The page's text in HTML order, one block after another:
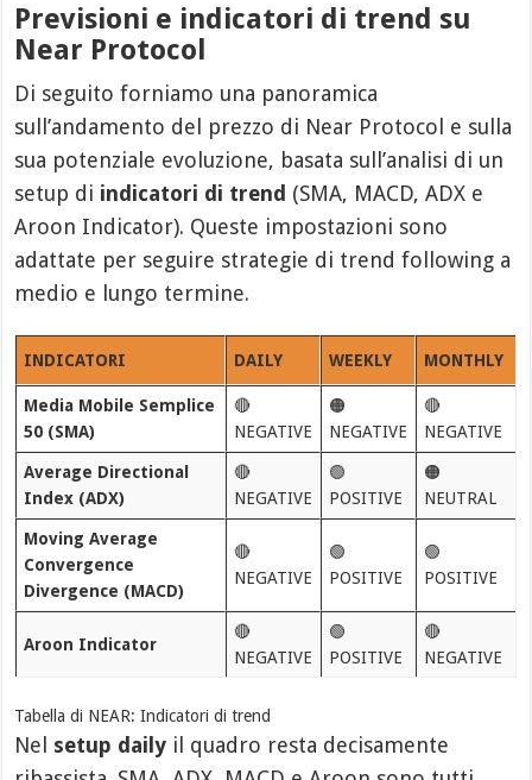
Previsioni e indicatori di trend su
Near Protocol
Di seguito forniamo una panoramica
sull’andamento del prezzo di Near Protocol e sulla
sua potenziale evoluzione, basata sull’analisi di un
setup di indicatori di trend (SMA, MACD, ADX e
Aroon Indicator). Queste impostazioni sono
adattate per seguire strategie di trend following a
medio e lungo termine.
INDICATORI DAILY WEEKLY MONTHLY
Media Mobile Semplice
50 (SMA)
🔴
NEGATIVE
🟠
NEGATIVE
🔴
NEGATIVE
Average Directional
Index (ADX)
🔴
NEGATIVE
🟢
POSITIVE
🟠
NEUTRAL
Moving Average
Convergence
Divergence (MACD)
🔴
NEGATIVE
🟢
POSITIVE
🟢
POSITIVE
Aroon Indicator
🔴
NEGATIVE
🟢
POSITIVE
🔴
NEGATIVE
Tabella di NEAR: Indicatori di trend
Nel setup daily il quadro resta decisamente